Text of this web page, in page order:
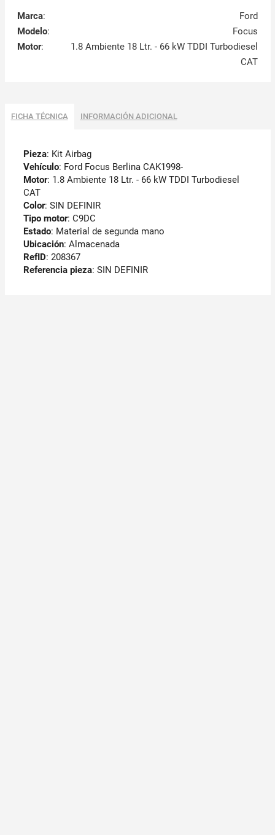
Marca:
Ford
Modelo:
Focus
Motor:
1.8 Ambiente 18 Ltr. - 66 kW TDDI Turbodiesel
CAT
FICHA TÉCNICA INFORMACIÓN ADICIONAL
Pieza: Kit Airbag
Vehículo: Ford Focus Berlina CAK1998-
Motor: 1.8 Ambiente 18 Ltr. - 66 kW TDDI Turbodiesel
CAT
Color: SIN DEFINIR
Tipo motor: C9DC
Estado: Material de segunda mano
Ubicación: Almacenada
RefID: 208367
Referencia pieza: SIN DEFINIR